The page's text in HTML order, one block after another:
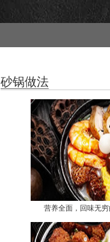
砂锅做法
营养全面，回味无